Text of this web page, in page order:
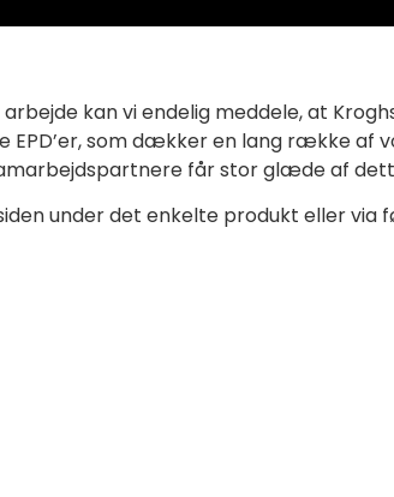
kan vi endelig meddele, at
EPD’er, som dækker en lang række af
får stor glæde af
under det enkelte produkt eller via